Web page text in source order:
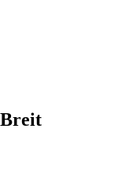
Breit